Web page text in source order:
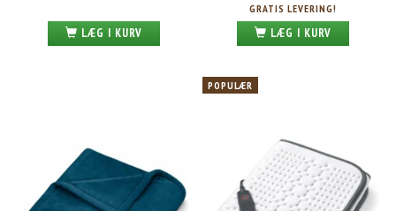
LÆG I KURV
GRATIS LEVERING!
LÆG I KURV
POPULÆR